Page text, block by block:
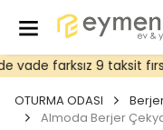
farksız 9 taksit
OTURMA ODASI
Almoda Berjer